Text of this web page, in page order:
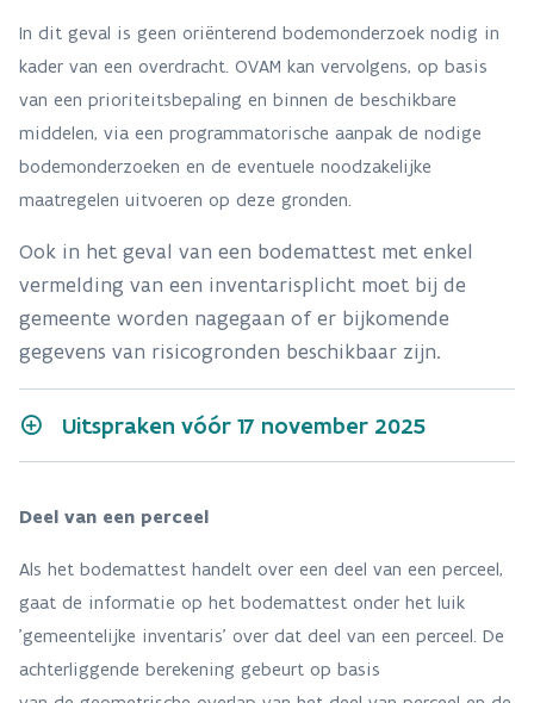
In dit geval is geen oriënterend bodemonderzoek nodig in
kader van een overdracht. OVAM kan vervolgens, op basis
van een prioriteitsbepaling en binnen de beschikbare
middelen, via een programmatorische aanpak de nodige
bodemonderzoeken en de eventuele noodzakelijke
maatregelen uitvoeren op deze gronden.
Ook in het geval van een bodemattest met enkel
vermelding van een inventarisplicht moet bij de
gemeente worden nagegaan of er bijkomende
gegevens van risicogronden beschikbaar zijn.
Uitspraken vóór 17 november 2025
Op het bodemattest
Dit betekent
een risicogrond is”
OVAM heeft
inventaris.
”De OVAM heeft voor deze grond geen gegevens uit
de gemeentelijke inventaris”.
De grond is
Deel van een perceel
Als het bodemattest handelt over een deel van een perceel,
gaat de informatie op het bodemattest onder het luik
'gemeentelijke inventaris' over dat deel van een perceel. De
achterliggende berekening gebeurt op basis